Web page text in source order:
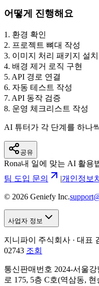
어떻게 진행해요
1 . 환경 확인
2. 프로젝트 뼈대 작성
3. 이미지 처리 패키지 설치
4. 배경 제거 로직 구현
5. API 경로 연결
6. 자동 테스트 작성
7. API 동작 검증
8. 운영 체크리스트 작성
AI 튜터가 각 단계를 하나
공유
Rona내 일에 맞는 AI 활용
팀 도입 문의
|개인정보
© 2026 Geniefy Inc.
사업자 정보
지니파이 주식회사 · 대표
02743 조회
통신판매번호 2024-서울
로 175, 5층 C호(역삼동, 현